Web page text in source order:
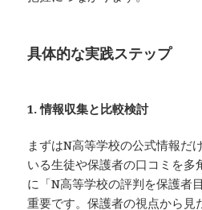
具体的な実践ステップ
1. 情報収集と比較検討
まずはN高等学校の公式情報だ
いる生徒や保護者の口コミを多
に「N高等学校の評判を保護者
重要です。保護者の視点から見